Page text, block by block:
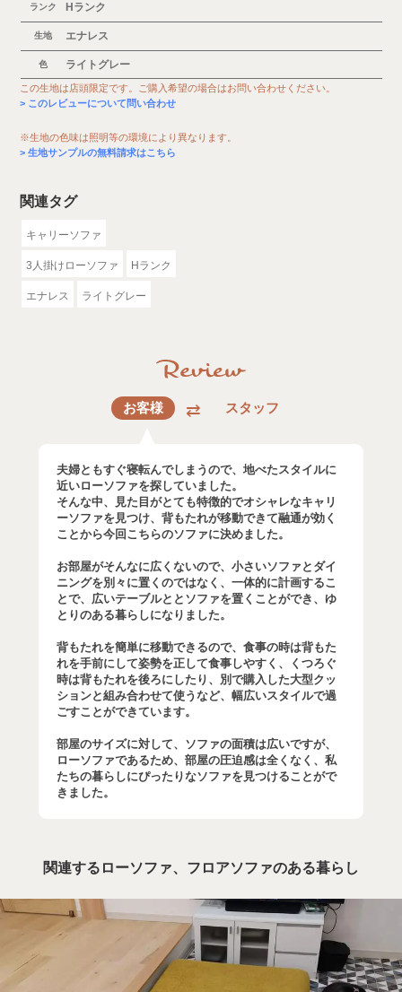
ランク Hランク
生地 エナレス
色 ライトグレー
この生地は店頭限定です。ご購入希望の場合はお問い合わせください。
このレビューについて問い合わせ
※生地の色味は照明等の環境により異なります。
生地サンプルの無料請求はこちら
関連タグ
キャリーソファ
3人掛けローソファ Hランク
エナレス ライトグレー
お客様 スタッフ
夫婦ともすぐ寝転んでしまうので、地べたスタイルに
近いローソファを探していました。
そんな中、見た目がとても特徴的でオシャレなキャリ
ーソファを見つけ、背もたれが移動できて融通が効く
ことから今回こちらのソファに決めました。
お部屋がそんなに広くないので、小さいソファとダイ
ニングを別々に置くのではなく、一体的に計画するこ
とで、広いテーブルととソファを置くことができ、ゆ
とりのある暮らしになりました。
背もたれを簡単に移動できるので、食事の時は背もた
れを手前にして姿勢を正して食事しやすく、くつろぐ
時は背もたれを後ろにしたり、別で購入した大型クッ
ションと組み合わせて使うなど、幅広いスタイルで過
ごすことができています。
部屋のサイズに対して、ソファの面積は広いですが、
ローソファであるため、部屋の圧迫感は全くなく、私
たちの暮らしにぴったりなソファを見つけることがで
きました。
関連するローソファ、フロアソファのある暮らし